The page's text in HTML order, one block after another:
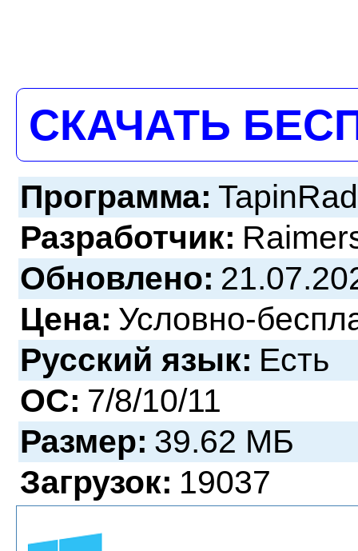
СКАЧАТЬ
Программа:
Разработчик:
Обновлено:
Цена: Условно-
Русский язык: Есть
ОС: 7/8/10/11
Размер: 39.62 МБ
Загрузок: 19037